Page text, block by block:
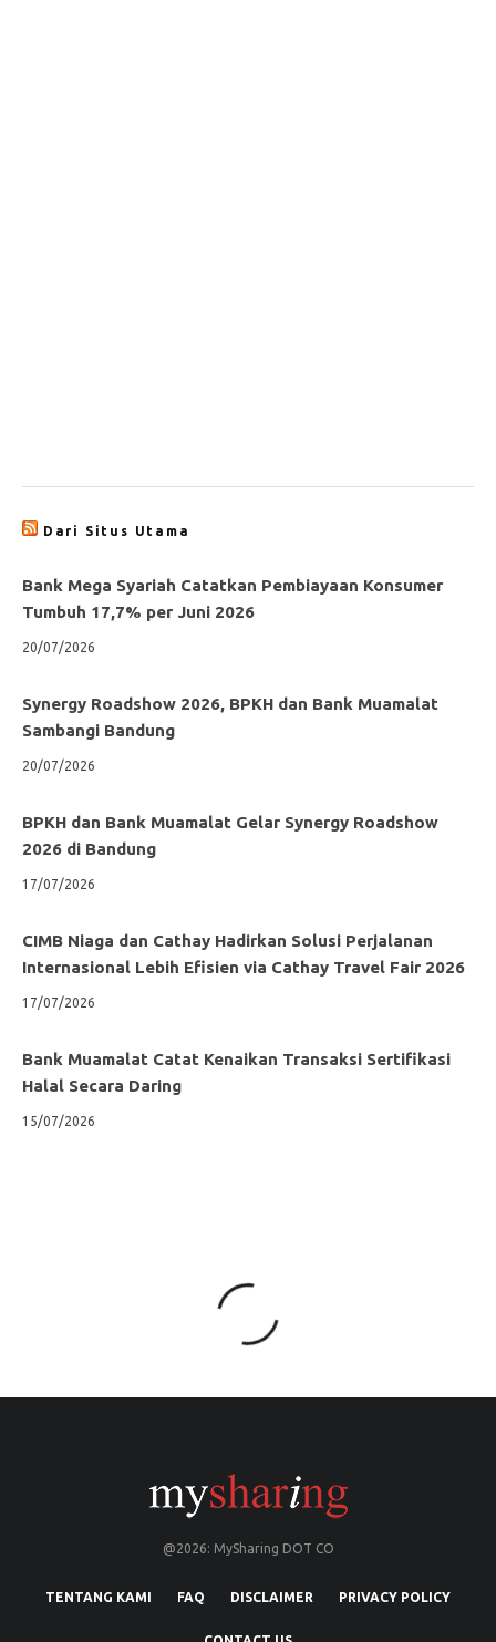
Dari Situs Utama
Bank Mega Syariah Catatkan Pembiayaan Konsumer
Tumbuh 17,7% per Juni 2026
20/07/2026
Synergy Roadshow 2026, BPKH dan Bank Muamalat
Sambangi Bandung
20/07/2026
BPKH dan Bank Muamalat Gelar Synergy Roadshow
2026 di Bandung
17/07/2026
CIMB Niaga dan Cathay Hadirkan Solusi Perjalanan
Internasional Lebih Efisien via Cathay Travel Fair 2026
17/07/2026
Bank Muamalat Catat Kenaikan Transaksi Sertifikasi
Halal Secara Daring
15/07/2026
@2026: MySharing DOT CO
TENTANG KAMI FAQ DISCLAIMER PRIVACY POLICY